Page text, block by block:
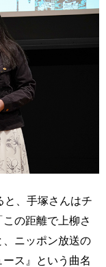
と、手塚さんはチ
の距離で上柳さ
ニッポン放送の
ス』という曲名